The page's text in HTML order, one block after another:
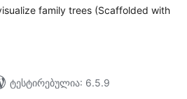
family trees (Scaffolded with
ტესტირებულია: 6.5.9